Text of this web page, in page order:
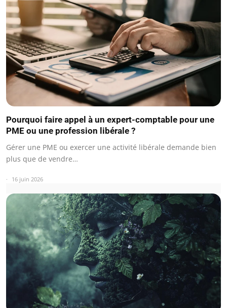
Pourquoi faire appel à un expert-comptable pour une
PME ou une profession libérale ?
Gérer une PME ou exercer une activité libérale demande bien
plus que de vendre…
16 juin 2026